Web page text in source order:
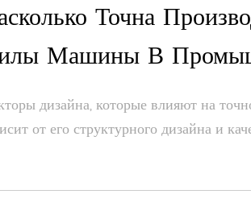
Точна
Машины В
дизайна, которые влияют на
от его структурного дизайна и